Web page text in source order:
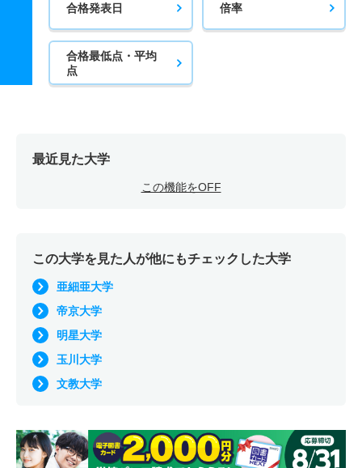
合格発表日 倍率
合格最低点・平均
点
最近見た大学
この機能をOFF
この大学を見た人が他にもチェックした大学
亜細亜大学
帝京大学
明星大学
玉川大学
文教大学